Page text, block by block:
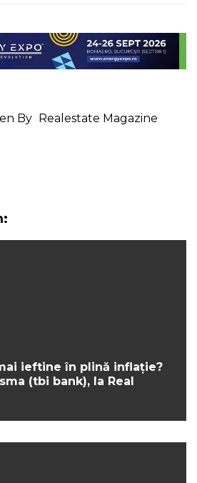
By Realestate Magazine
ieftine în plină inflație?
(tbi bank), la Real